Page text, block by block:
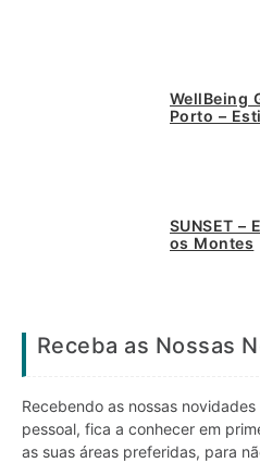
WellBeing
Porto –
SUNSET –
os Montes
Receba as Nossas
Recebendo as nossas
pessoal, fica a conhecer em
as suas áreas preferidas, para